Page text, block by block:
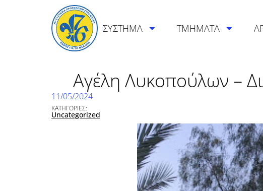
ΣΥΣΤΗΜΑ ΤΜΗΜΑΤΑ
Αγέλη Λυκοπούλων –
11/05/2024
ΚΑΤΗΓΟΡΙΕΣ:
Uncategorized